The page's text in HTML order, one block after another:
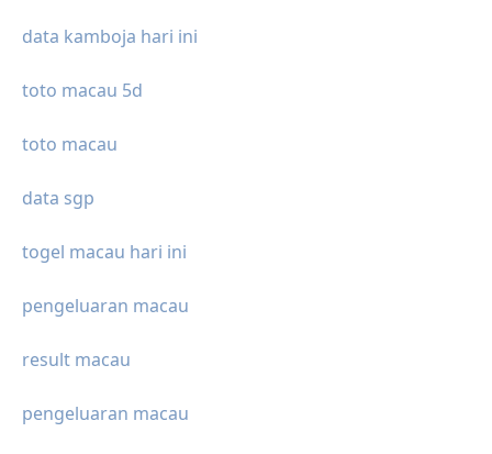
data kamboja hari ini
toto macau 5d
toto macau
data sgp
togel macau hari ini
pengeluaran macau
result macau
pengeluaran macau